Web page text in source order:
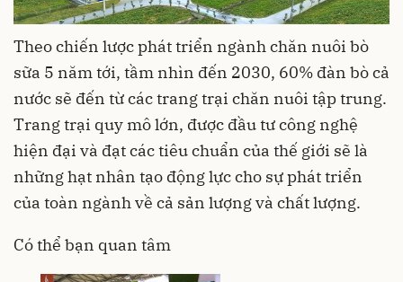
Theo chiến lược phát triển ngành chăn nuôi bò
sữa 5 năm tới, tầm nhìn đến 2030, 60% đàn bò cả
nước sẽ đến từ các trang trại chăn nuôi tập trung.
Trang trại quy mô lớn, được đầu tư công nghệ
hiện đại và đạt các tiêu chuẩn của thế giới sẽ là
những hạt nhân tạo động lực cho sự phát triển
của toàn ngành về cả sản lượng và chất lượng.
Có thể bạn quan tâm